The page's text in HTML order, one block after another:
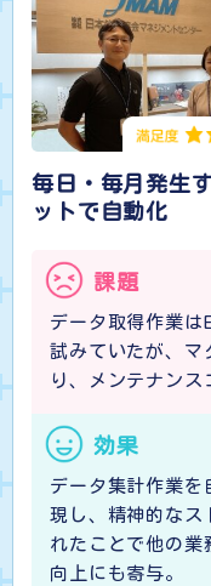
毎日・毎月発生
ットで自動化
課題
データ取得作業
試みていたが、マ
り、メンテナンス
効果
データ集計作業を
現し、精神的なス
れたことで他の業
向上にも寄与。